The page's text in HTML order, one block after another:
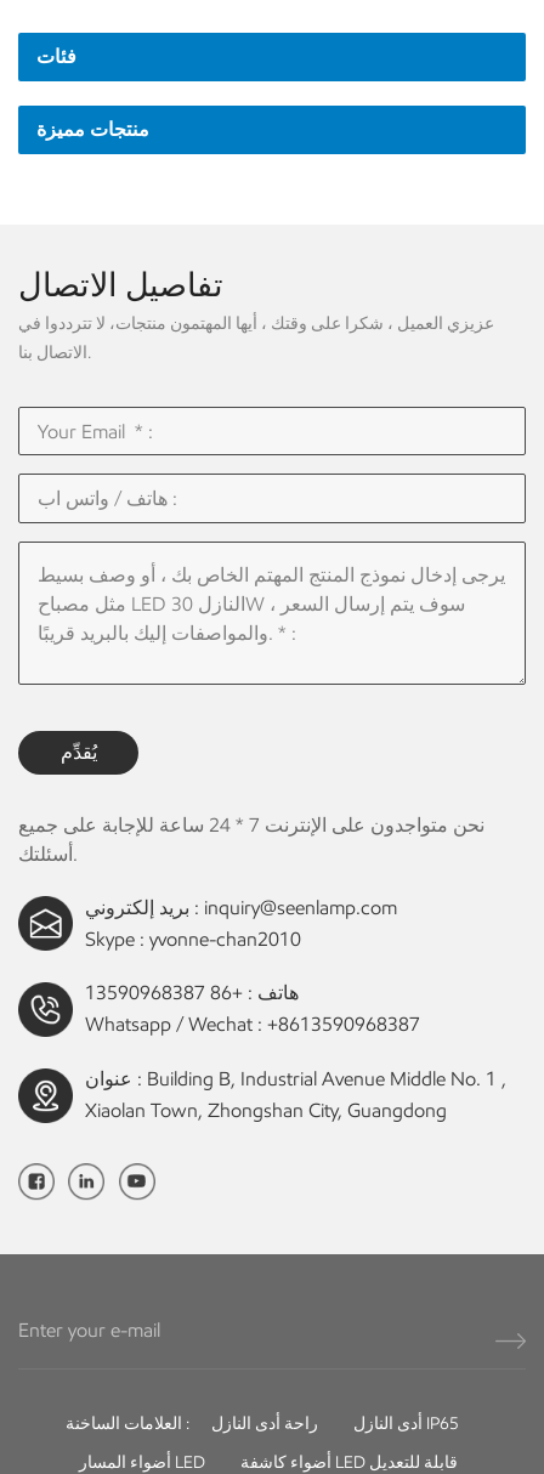
فئات
منتجات مميزة
تفاصيل الاتصال
عزيزي العميل ، شكرا على وقتك ، أيها المهتمون منتجات، لا تترددوا في
الاتصال بنا.
يُقدِّم
نحن متواجدون على الإنترنت 7 * 24 ساعة للإجابة على جميع
أسئلتك.
بريد إلكتروني : inquiry@seenlamp.com
Skype : yvonne-chan2010
هاتف :+86 13590968387
Whatsapp / Wechat : +8613590968387
عنوان : Building B, Industrial Avenue Middle No. 1 ,
Xiaolan Town, Zhongshan City, Guangdong
العلامات الساخنة : راحة أدى النازل
أدى النازل IP65
أضواء المسار LED
أضواء كاشفة LED قابلة للتعديل